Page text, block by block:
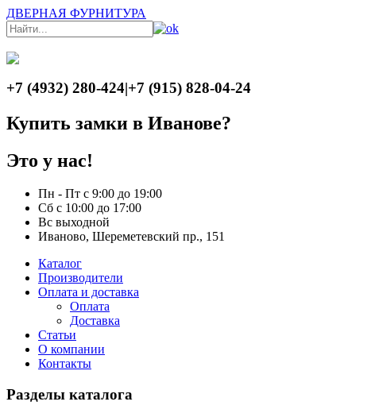
ДВЕРНАЯ ФУРНИТУРА
+7 (4932) 280-424|+7 (915) 828-04-24
Купить замки в Иванове?
Это у нас!
Пн - Пт с 9:00 до 19:00
Сб с 10:00 до 17:00
Вс выходной
Иваново, Шереметевский пр., 151
Каталог
Производители
Оплата и доставка
Оплата
Доставка
Статьи
О компании
Контакты
Разделы каталога